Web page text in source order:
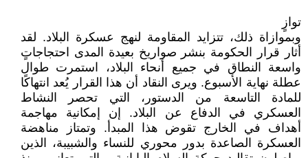
توازٍ
وبموازاة ذلك، تتزايد المقاومة لنهج عسكرة البلاد. لقد
أثار قرار الحكومة بنشر صواريخ بعيدة المدى احتجاجاتٍ
واسعة النطاق في جميع أنحاء البلاد، استمرت طوال
عطلة نهاية الأسبوع. ويرى النقاد أن هذا القرار يُعد انتهاكًا
للمادة التاسعة من الدستور، التي تحصر النشاط
العسكري في الدفاع عن البلاد. إن إمكانية مهاجمة
أهداف في الخارج تقوض هذا المبدأ. وتمتاز مناهضة
العسكرة الصاعدة بدور محوري للنساء والشبيبة، الذين